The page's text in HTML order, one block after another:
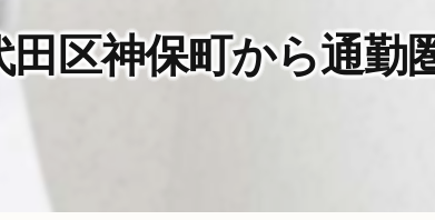
田区神保町から通勤